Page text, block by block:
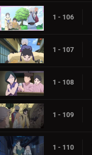
1 - 106
1 - 107
1 - 108
1 - 109
1 - 110